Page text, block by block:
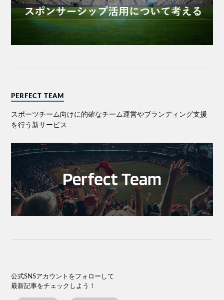
PERFECT TEAM
スポーツチーム向けに的確なチーム運営やブランディング⽀援
を⾏う新サービス
公式SNSアカウントをフォローして
最新記事をチェックしよう！